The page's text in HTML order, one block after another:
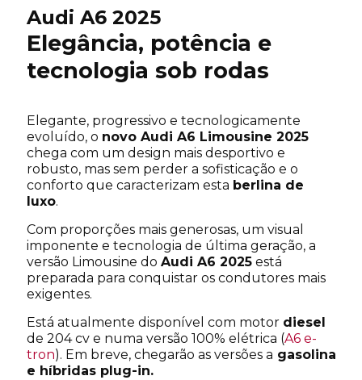
Nome próprio *
Endereço de e-mail *
Contacto telefónico*
Concessionário Caetano*
- Selecione um concessionário -
Audi A6 2025
Elegância, potência e
tecnologia sob rodas
Elegante, progressivo e tecnologicamente
evoluído, o novo Audi A6 Limousine 2025
chega com um design mais desportivo e
robusto, mas sem perder a sofisticação e o
conforto que caracterizam esta berlina de
luxo.
Com proporções mais generosas, um visual
imponente e tecnologia de última geração, a
versão Limousine do Audi A6 2025está
preparada para conquistar os condutores mais
exigentes.
Está atualmente disponível com motor diesel
de 204 cv e numa versão 100% elétrica (A6 e-
tron). Em breve, chegarão as versões a gasolina
e híbridas plug-in.